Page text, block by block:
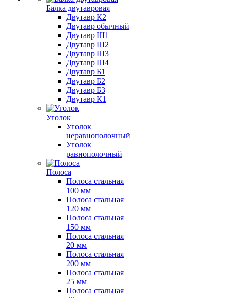
Балка двутавровая
Двутавр К2
Двутавр обычный
Двутавр Ш1
Двутавр Ш2
Двутавр Ш3
Двутавр Ш4
Двутавр Б1
Двутавр Б2
Двутавр Б3
Двутавр К1
Уголок
Уголок
неравнополочный
Уголок
равнополочный
Полоса
Полоса стальная
100 мм
Полоса стальная
120 мм
Полоса стальная
150 мм
Полоса стальная
20 мм
Полоса стальная
200 мм
Полоса стальная
25 мм
Полоса стальная